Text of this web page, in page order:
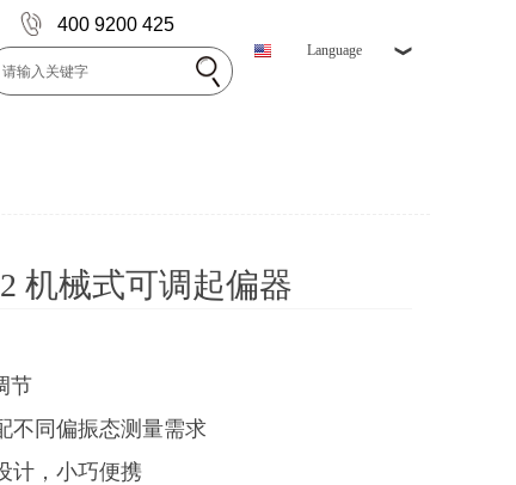
400 9200 425
Language
机械式可调起偏器
节
不同偏振态测量需求
计，小巧便携